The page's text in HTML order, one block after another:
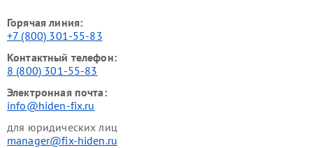
Горячая линия:
+7 (800) 301-55-83
Контактный телефон:
8 (800) 301-55-83
Электронная почта:
info@hiden-fix.ru
для юридических лиц
manager@fix-hiden.ru